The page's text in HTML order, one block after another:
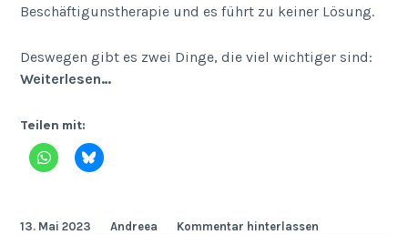
Beschäftigunstherapie und es führt zu keiner Lösung.
Deswegen gibt es zwei Dinge, die viel wichtiger sind:
Weiterlesen…
Teilen mit:
13. Mai 2023 Andreea Kommentar hinterlassen